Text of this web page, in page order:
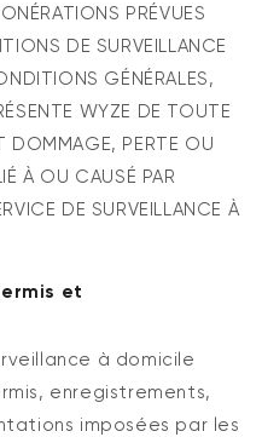
PRÉVUES
DE SURVEILLANCE
GÉNÉRALES,
WYZE DE TOUTE
DOMMAGE, PERTE OU
À OU CAUSÉ PAR
DE SURVEILLANCE À
et
à domicile
enregistrements,
imposées par les